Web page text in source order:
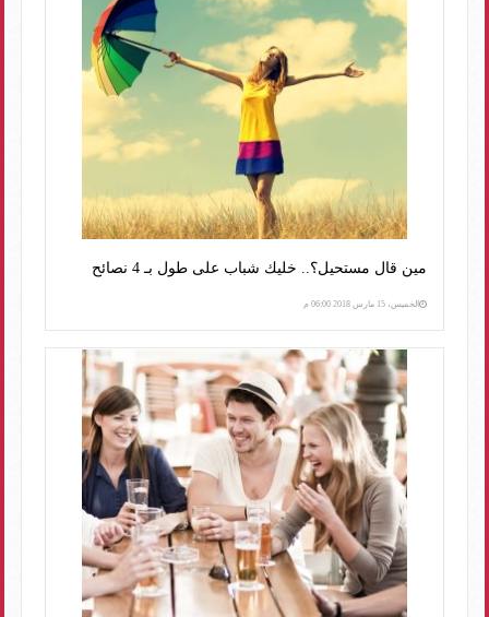
مين قال مستحيل؟.. خليك شباب على طول بـ 4 نصائح
الخميس، 15 مارس 2018 06:00 م